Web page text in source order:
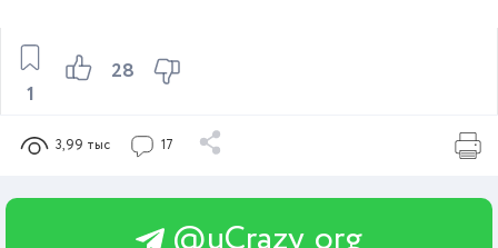
28
1
3,99 тыс 17